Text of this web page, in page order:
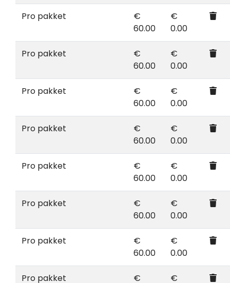
Pro pakket
€
60.00
€
0.00
Pro pakket
€
60.00
€
0.00
Pro pakket
€
60.00
€
0.00
Pro pakket
€
60.00
€
0.00
Pro pakket
€
60.00
€
0.00
Pro pakket
€
60.00
€
0.00
Pro pakket
€
60.00
€
0.00
Pro pakket
€
€